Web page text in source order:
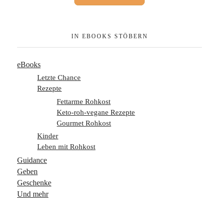
IN EBOOKS STÖBERN
eBooks
Letzte Chance
Rezepte
Fettarme Rohkost
Keto-roh-vegane Rezepte
Gourmet Rohkost
Kinder
Leben mit Rohkost
Guidance
Geben
Geschenke
Und mehr